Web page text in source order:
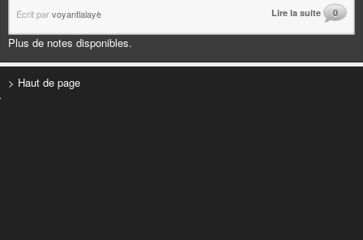
Écrit parvoyantlalayè Lire la suite 0
Plus de notes disponibles.
> Haut de page